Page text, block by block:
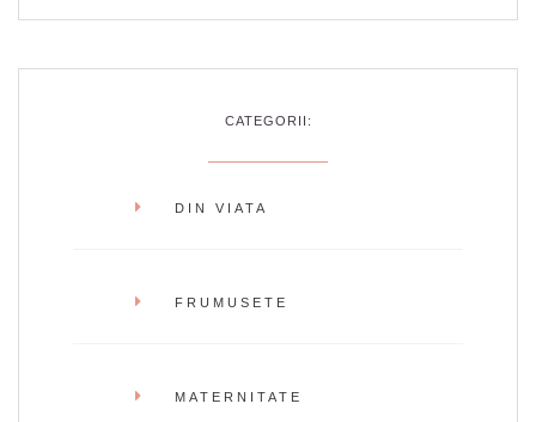
CATEGORII:
DIN VIATA
FRUMUSETE
MATERNITATE